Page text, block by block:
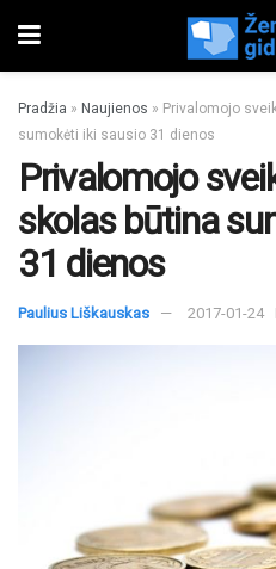
Pradžia » Naujienos » Privalomojo
sumokėti iki sausio 31 dienos
Privalomojo
skolas būtina
31 dienos
Paulius Liškauskas 2017-01-24